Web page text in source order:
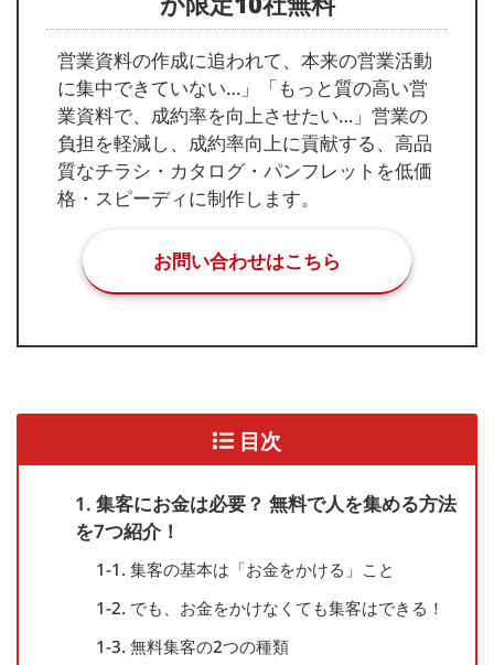
営業資料の作成に追われて、本来の営業活動
に集中できていない…」「もっと質の高い営
業資料で、成約率を向上させたい…」営業の
負担を軽減し、成約率向上に貢献する、高品
質なチラシ・カタログ・パンフレットを低価
格・スピーディに制作します。
お問い合わせはこちら
目次
1. 集客にお金は必要？ 無料で人を集める方法
を7つ紹介！
1-1. 集客の基本は「お金をかける」こと
1-2. でも、お金をかけなくても集客はできる！
1-3. 無料集客の2つの種類